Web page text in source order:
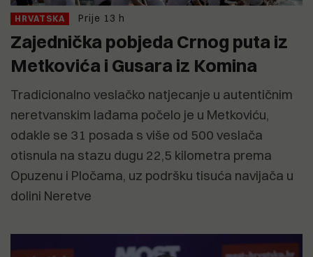
HRVATSKA Prije 13 h
Zajednička pobjeda Crnog puta iz
Metkovića i Gusara iz Komina
Tradicionalno veslačko natjecanje u autentičnim
neretvanskim lađama počelo je u Metkoviću,
odakle se 31 posada s više od 500 veslača
otisnula na stazu dugu 22,5 kilometra prema
Opuzenu i Pločama, uz podršku tisuća navijača u
dolini Neretve